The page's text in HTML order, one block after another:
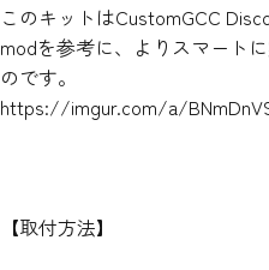
このキットはCustomGCC
modを参考に、よりスマート
のです。
https://imgur.com/a/
【取付方法】